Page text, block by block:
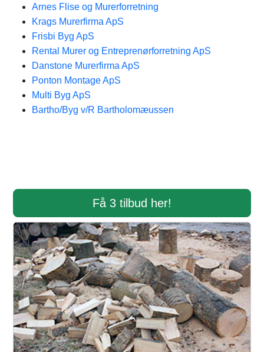
Arnes Flise og Murerforretning
Krags Murerfirma ApS
Frisbi Byg ApS
Rental Murer og Entreprenørforretning ApS
Danstone Murerfirma ApS
Ponton Montage ApS
Multi Byg ApS
Bartho/Byg v/R Bartholomæussen
Få 3 tilbud her!